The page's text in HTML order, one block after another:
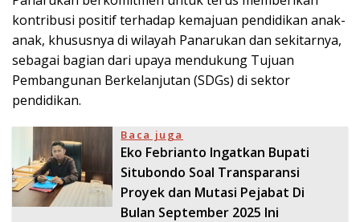
kontribusi positif terhadap kemajuan pendidikan anak-
anak, khususnya di wilayah Panarukan dan sekitarnya,
sebagai bagian dari upaya mendukung Tujuan
Pembangunan Berkelanjutan (SDGs) di sektor
pendidikan.
Baca juga
Eko Febrianto Ingatkan Bupati
Situbondo Soal Transparansi
Proyek dan Mutasi Pejabat Di
Bulan September 2025 Ini